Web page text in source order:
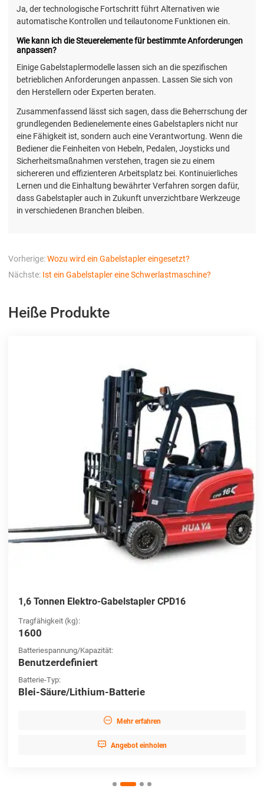
Ja, der technologische Fortschritt führt Alternativen wie
automatische Kontrollen und teilautonome Funktionen ein.
Wie kann ich die Steuerelemente für bestimmte Anforderungen
anpassen?
Einige Gabelstaplermodelle lassen sich an die spezifischen
betrieblichen Anforderungen anpassen. Lassen Sie sich von
den Herstellern oder Experten beraten.
Zusammenfassend lässt sich sagen, dass die Beherrschung der
grundlegenden Bedienelemente eines Gabelstaplers nicht nur
eine Fähigkeit ist, sondern auch eine Verantwortung. Wenn die
Bediener die Feinheiten von Hebeln, Pedalen, Joysticks und
Sicherheitsmaßnahmen verstehen, tragen sie zu einem
sichereren und effizienteren Arbeitsplatz bei. Kontinuierliches
Lernen und die Einhaltung bewährter Verfahren sorgen dafür,
dass Gabelstapler auch in Zukunft unverzichtbare Werkzeuge
in verschiedenen Branchen bleiben.
Vorherige:Wozu wird ein Gabelstapler eingesetzt?
Nächste: Ist ein Gabelstapler eine Schwerlastmaschine?
Heiße Produkte
1,6 Tonnen Elektro-Gabelstapler CPD16
Tragfähigkeit (kg):
1600
Batteriespannung/Kapazität:
Benutzerdefiniert
Batterie-Typ:
Blei-Säure/Lithium-Batterie
 Mehr erfahren
 Angebot einholen